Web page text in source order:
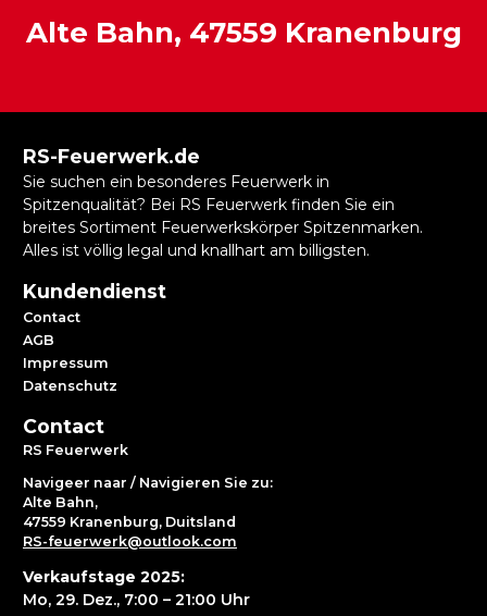
Alte Bahn, 47559 Kranenburg
RS-Feuerwerk.de
Sie suchen ein besonderes Feuerwerk in
Spitzenqualität? Bei RS Feuerwerk finden Sie ein
breites Sortiment Feuerwerkskörper Spitzenmarken.
Alles ist völlig legal und knallhart am billigsten.
Kundendienst
Contact
AGB
Impressum
Datenschutz
Contact
RS Feuerwerk
Navigeer naar / Navigieren Sie zu:
Alte Bahn,
47559 Kranenburg, Duitsland
RS-feuerwerk@outlook.com
Verkaufstage 2025:
Mo, 29. Dez., 7:00 – 21:00 Uhr